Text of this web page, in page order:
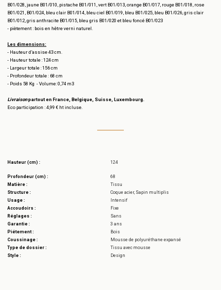
B01/028, jaune B01/010, pistache B01/011, vert B01/013, orange B01/017, rouge B01/018, rose
B01/021, B01/024, bleu clair B01/014, bleu ciel B01/019, bleu B01/025, bleu B01/026, gris clair
B01/012, gris anthracite B01/015, bleu gris B01/020 et bleu foncé B01/023
- piètement : bois en hêtre verni naturel.
Les dimensions:
- Hauteur d’assise 43 cm.
- Hauteur totale : 124 cm
- Largeur totale : 156 cm
- Profondeur totale : 68 cm
- Poids 58 Kg - Volume: 0,74 m3
Livraisonpartout en France, Belgique, Suisse, Luxembourg.
Eco participation : 4,99 € ht incluse.
Hauteur (cm) : 124
Profondeur (cm) :
68
Matière :
Tissu
Structure :
Coque acier, Sapin multiplis
Usage :
Intensif
Accoudoirs :
Fixe
Réglages :
Sans
Garantie :
3 ans
Piétement :
Bois
Coussinage :
Mousse de polyuréthane expansé
Type de dossier :
Tissu avec mousse
Style :
Design